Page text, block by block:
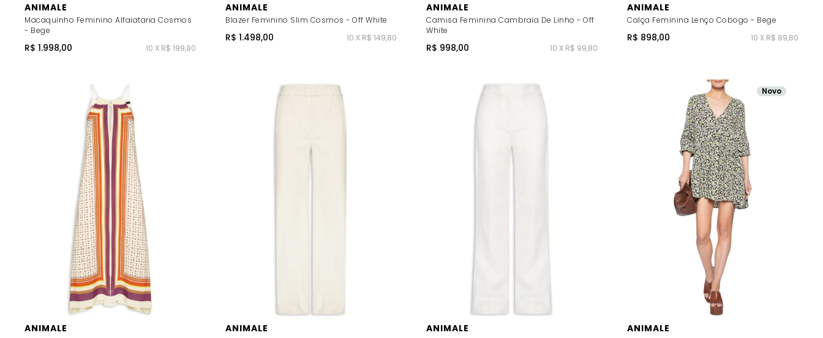
ANIMALE
Macaquinho Feminino Alfaiataria Cosmos
- Bege
R$ 1.998,00 10 X R$ 199,80
ANIMALE
Blazer Feminino Slim Cosmos - Off White
R$ 1.498,00 10 X R$ 149,80
ANIMALE
Camisa Feminina Cambraia De Linho - Off
White
R$ 998,00 10 X R$ 99,80
ANIMALE
Calça Feminina Lenço Cobogo - Bege
R$ 898,00 10 X R$ 89,80
ANIMALE ANIMALE ANIMALE ANIMALE
Novo